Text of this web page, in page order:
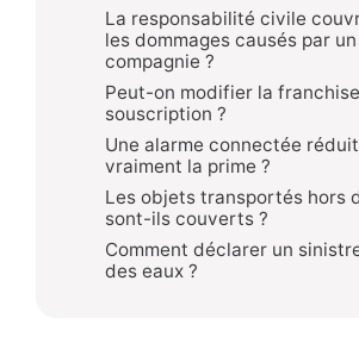
La responsabilité civile
les dommages causés par
compagnie ?
Peut-on modifier la
souscription ?
Une alarme connectée
vraiment la prime ?
Les objets transportés hors
sont-ils couverts ?
Comment déclarer un
des eaux ?